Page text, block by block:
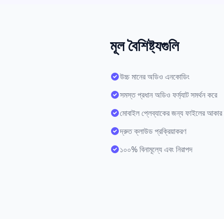
মূল বৈশিষ্ট্যগুলি
উচ্চ মানের অডিও এনকোডিং
সমস্ত প্রধান অডিও ফর্ম্যাট সমর্থন করে
মোবাইল প্লেব্যাকের জন্য ফাইলের
দ্রুত ক্লাউড প্রক্রিয়াকরণ
১০০% বিনামূল্যে এবং নিরাপদ